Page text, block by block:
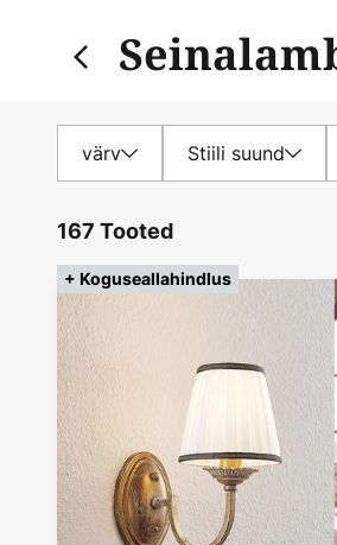
värv Stiili suund
167 Tooted
+ Koguseallahindlus